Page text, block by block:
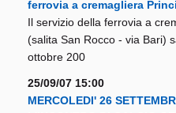
ferrovia a cremagliera
Il servizio della ferrovia a
(salita San Rocco - via Bari)
ottobre 200
25/09/07 15:00
MERCOLEDI' 26